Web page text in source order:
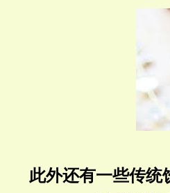
此外还有一些传统